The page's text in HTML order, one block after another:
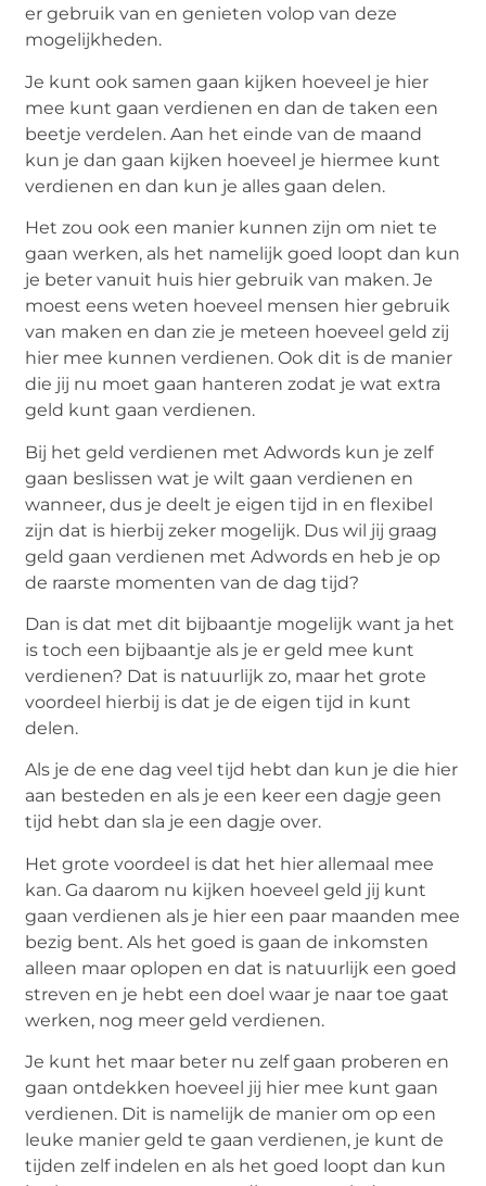
er gebruik van en genieten volop van deze
mogelijkheden.
Je kunt ook samen gaan kijken hoeveel je hier
mee kunt gaan verdienen en dan de taken een
beetje verdelen. Aan het einde van de maand
kun je dan gaan kijken hoeveel je hiermee kunt
verdienen en dan kun je alles gaan delen.
Het zou ook een manier kunnen zijn om niet te
gaan werken, als het namelijk goed loopt dan kun
je beter vanuit huis hier gebruik van maken. Je
moest eens weten hoeveel mensen hier gebruik
van maken en dan zie je meteen hoeveel geld zij
hier mee kunnen verdienen. Ook dit is de manier
die jij nu moet gaan hanteren zodat je wat extra
geld kunt gaan verdienen.
Bij het geld verdienen met Adwords kun je zelf
gaan beslissen wat je wilt gaan verdienen en
wanneer, dus je deelt je eigen tijd in en flexibel
zijn dat is hierbij zeker mogelijk. Dus wil jij graag
geld gaan verdienen met Adwords en heb je op
de raarste momenten van de dag tijd?
Dan is dat met dit bijbaantje mogelijk want ja het
is toch een bijbaantje als je er geld mee kunt
verdienen? Dat is natuurlijk zo, maar het grote
voordeel hierbij is dat je de eigen tijd in kunt
delen.
Als je de ene dag veel tijd hebt dan kun je die hier
aan besteden en als je een keer een dagje geen
tijd hebt dan sla je een dagje over.
Het grote voordeel is dat het hier allemaal mee
kan. Ga daarom nu kijken hoeveel geld jij kunt
gaan verdienen als je hier een paar maanden mee
bezig bent. Als het goed is gaan de inkomsten
alleen maar oplopen en dat is natuurlijk een goed
streven en je hebt een doel waar je naar toe gaat
werken, nog meer geld verdienen.
Je kunt het maar beter nu zelf gaan proberen en
gaan ontdekken hoeveel jij hier mee kunt gaan
verdienen. Dit is namelijk de manier om op een
leuke manier geld te gaan verdienen, je kunt de
tijden zelf indelen en als het goed loopt dan kun